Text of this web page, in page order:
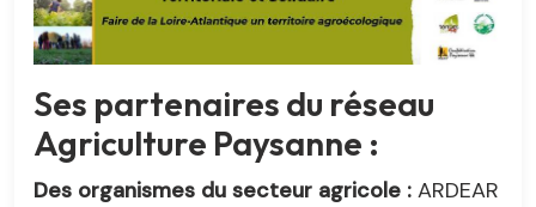
Ses partenaires du réseau
Agriculture Paysanne :
Des organismes du secteur agricole : ARDEAR